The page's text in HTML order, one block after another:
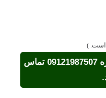
)
برای اطلاع از قیمت با شماره 09121987507 تماس